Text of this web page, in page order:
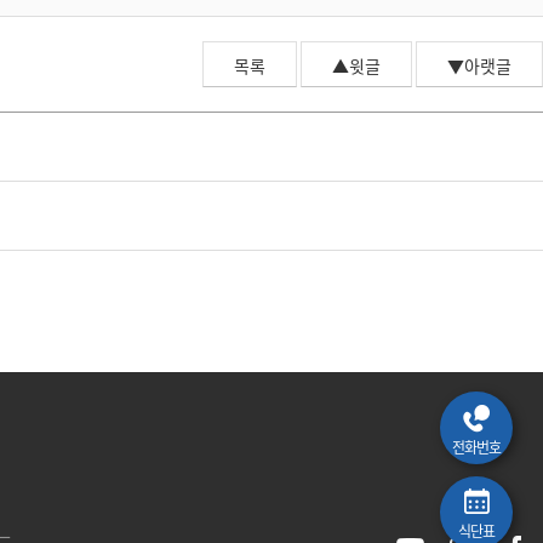
목록 ▲윗글 ▼아랫글
전화번호
식단표